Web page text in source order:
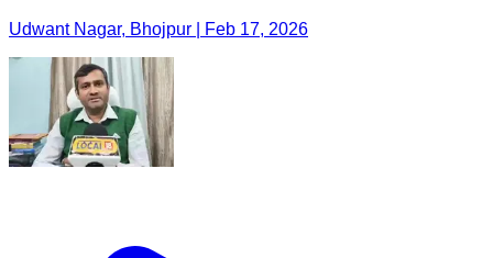
Udwant Nagar, Bhojpur | Feb 17, 2026